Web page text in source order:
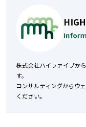
株式会社ハイファイブか
す。
コンサルティングからウ
ください。